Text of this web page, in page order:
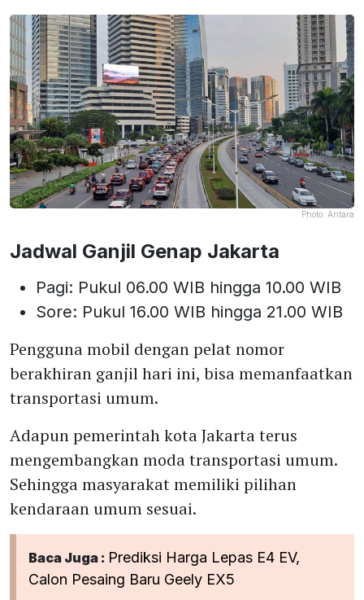
Photo: Antara
Jadwal Ganjil Genap Jakarta
Pagi: Pukul 06.00 WIB hingga 10.00 WIB
Sore: Pukul 16.00 WIB hingga 21.00 WIB
Pengguna mobil dengan pelat nomor
berakhiran ganjil hari ini, bisa memanfaatkan
transportasi umum.
Adapun pemerintah kota Jakarta terus
mengembangkan moda transportasi umum.
Sehingga masyarakat memiliki pilihan
kendaraan umum sesuai.
Baca Juga : Prediksi Harga Lepas E4 EV,
Calon Pesaing Baru Geely EX5